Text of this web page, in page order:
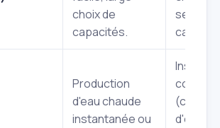
choix de
capacités.
calcaire.
Production
d'eau chaude
instantanée ou
(conduit